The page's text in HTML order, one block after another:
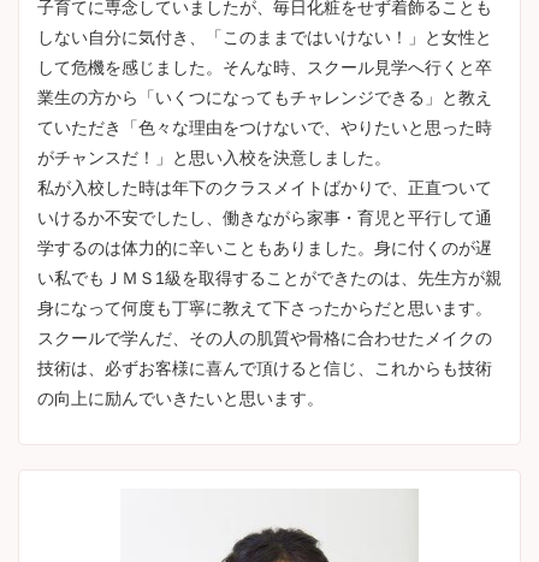
子育てに専念していましたが、毎日化粧をせず着飾ることも
しない自分に気付き、「このままではいけない！」と女性と
して危機を感じました。そんな時、スクール見学へ行くと卒
業生の方から「いくつになってもチャレンジできる」と教え
ていただき「色々な理由をつけないで、やりたいと思った時
がチャンスだ！」と思い入校を決意しました。
私が入校した時は年下のクラスメイトばかりで、正直ついて
いけるか不安でしたし、働きながら家事・育児と平行して通
学するのは体力的に辛いこともありました。身に付くのが遅
い私でもＪＭＳ1級を取得することができたのは、先生方が親
身になって何度も丁寧に教えて下さったからだと思います。
スクールで学んだ、その人の肌質や骨格に合わせたメイクの
技術は、必ずお客様に喜んで頂けると信じ、これからも技術
の向上に励んでいきたいと思います。